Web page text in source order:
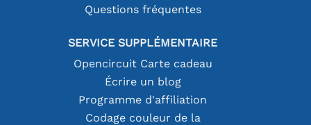
Questions fréquentes
SERVICE SUPPLÉMENTAIRE
Opencircuit Carte cadeau
Écrire un blog
Programme d'affiliation
Codage couleur de la